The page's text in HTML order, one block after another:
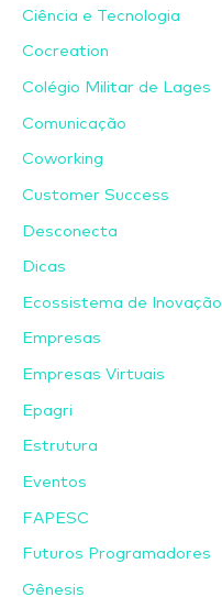
Ciência e Tecnologia
Cocreation
Colégio Militar de Lages
Comunicação
Coworking
Customer Success
Desconecta
Dicas
Ecossistema de Inovação
Empresas
Empresas Virtuais
Epagri
Estrutura
Eventos
FAPESC
Futuros Programadores
Gênesis